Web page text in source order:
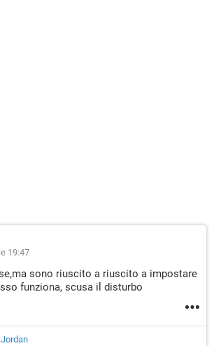
19:47
sono riuscito a riuscito a impostare
funziona, scusa il disturbo